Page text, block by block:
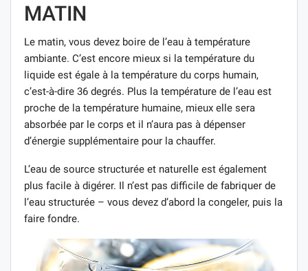
MATIN
Le matin, vous devez boire de l’eau à température
ambiante. C’est encore mieux si la température du
liquide est égale à la température du corps humain,
c’est-à-dire 36 degrés. Plus la température de l’eau est
proche de la température humaine, mieux elle sera
absorbée par le corps et il n’aura pas à dépenser
d’énergie supplémentaire pour la chauffer.
L’eau de source structurée et naturelle est également
plus facile à digérer. Il n’est pas difficile de fabriquer de
l’eau structurée – vous devez d’abord la congeler, puis la
faire fondre.